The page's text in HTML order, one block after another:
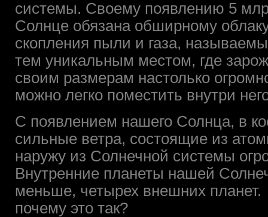
системы. Своему появлению 5
Солнце обязана обширному
скопления пыли и газа,
тем уникальным местом, где
своим размерам настолько
можно легко поместить внутри
С появлением нашего Солнца, в
сильные ветра, состоящие из
наружу из Солнечной системы
Внутренние планеты нашей
меньше, четырех внешних планет.
почему это так?